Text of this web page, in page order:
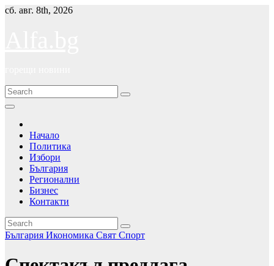
Skip
сб. авг. 8th, 2026
Начало
Политика
Избори
България
Регионални
Бизнес
Контакти
България Икономика Свят Спорт